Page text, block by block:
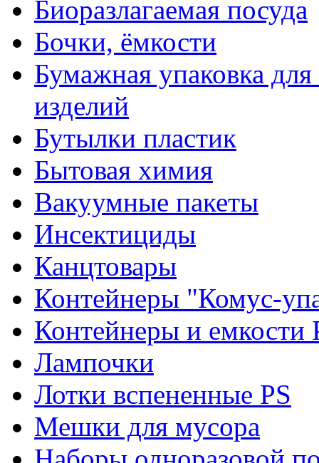
Биоразлагаемая посуда
Бочки, ёмкости
Бумажная упаковка
изделий
Бутылки пластик
Бытовая химия
Вакуумные пакеты
Инсектициды
Канцтовары
Контейнеры "Комус-
Контейнеры и емкости
Лампочки
Лотки вспененные PS
Мешки для мусора